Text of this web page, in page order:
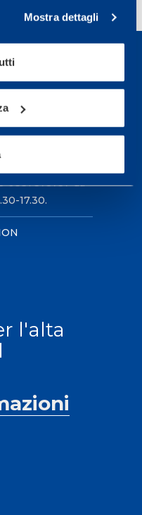
Mostra dettagli
Fagnano 38,
575757 da
17.30.
l'alta